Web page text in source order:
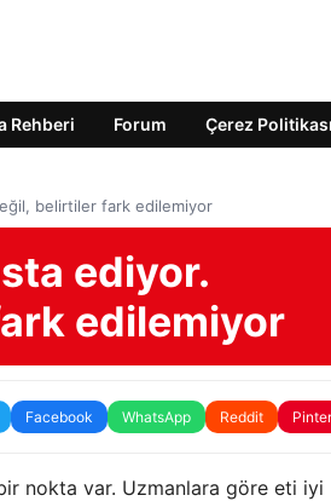
Rehberi Forum Çerez Politikası
belirtiler fark edilemiyor
ediyor.
edilemiyor
Facebook WhatsApp Reddit
nokta var. Uzmanlara göre eti iyi